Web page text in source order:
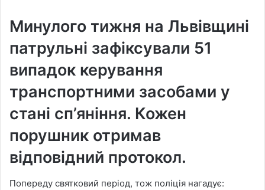
Минулого тижня на Львівщині
патрульні зафіксували 51
випадок керування
транспортними засобами у
стані сп’яніння. Кожен
порушник отримав
відповідний протокол.
Попереду святковий період, тож поліція нагадує: